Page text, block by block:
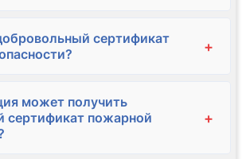
сертификат
+
может получить
сертификат пожарной
+